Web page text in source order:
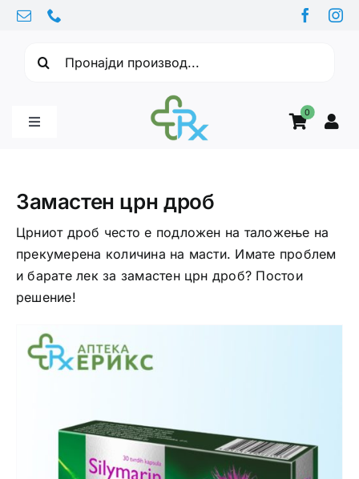
Skip
content
0
Toggle
Витамини
Здравје
Здравствени проблеми
Лична хигиена
Замастен црн дроб
Црниот дроб често е подложен на таложење на
прекумерена количина на масти. Имате проблем
и барате лек за замастен црн дроб? Постои
решение!